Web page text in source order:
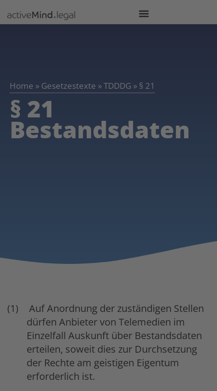
Home » Gesetzestexte »TDDDG » § 21
§ 21
Bestandsdaten
Auf Anordnung der zuständigen Stellen
dürfen Anbieter von Telemedien im
Einzelfall Auskunft über Bestandsdaten
erteilen, soweit dies zur Durchsetzung
der Rechte am geistigen Eigentum
erforderlich ist.